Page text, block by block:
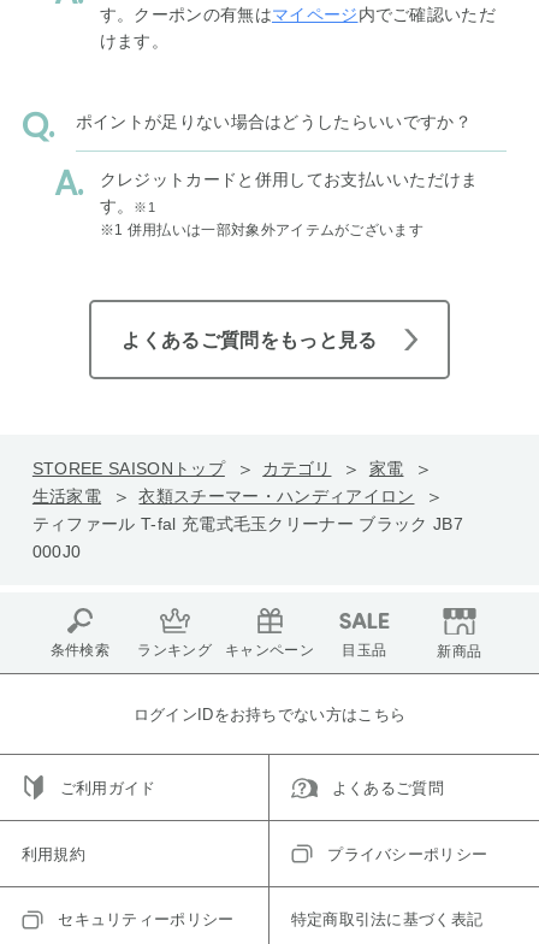
す。クーポンの有無はマイページ内でご確認いただ
けます。
ポイントが足りない場合はどうしたらいいですか？
クレジットカードと併用してお支払いいただけま
す。
※1
※1 併用払いは一部対象外アイテムがございます
よくあるご質問をもっと見る
STOREE SAISONトップ カテゴリ
家電
生活家電
衣類スチーマー・ハンディアイロン
ティファール T-fal 充電式毛玉クリーナー ブラック JB7
000J0
条件検索 ランキング キャンペーン 目玉品 新商品
ログインIDをお持ちでない方はこちら
ご利用ガイド よくあるご質問
利用規約 プライバシーポリシー
セキュリティーポリシー 特定商取引法に基づく表記